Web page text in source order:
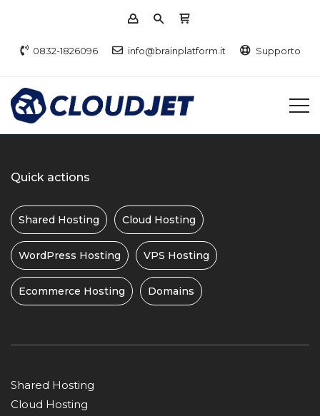
0832-1826096 info@brainplatform.it Supporto
Quick actions
Shared Hosting Cloud Hosting
WordPress Hosting VPS Hosting
Ecommerce Hosting Domains
Shared Hosting
Cloud Hosting